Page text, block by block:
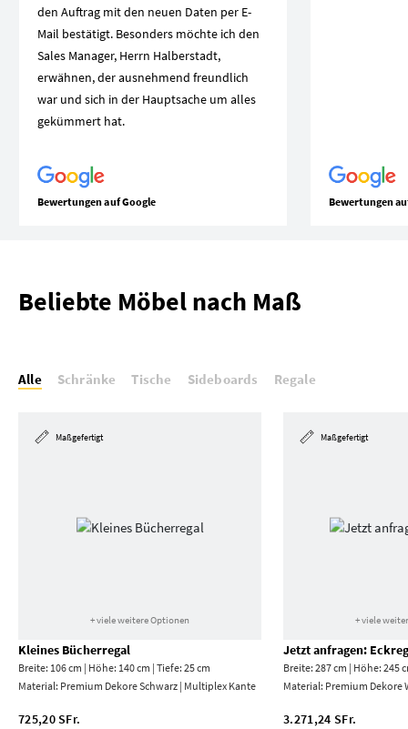
den Auftrag mit den neuen Daten per E-
Mail bestätigt. Besonders möchte ich den
Sales Manager, Herrn Halberstadt,
erwähnen, der ausnehmend freundlich
war und sich in der Hauptsache um alles
gekümmert hat.
Bewertungen auf Google Bewertungen
Beliebte Möbel nach Maß
Alle Schränke Tische Sideboards Regale
Maßgefertigt
+ viele weitere Optionen
Kleines Bücherregal
Breite: 106 cm | Höhe: 140 cm | Tiefe: 25 cm
Material: Premium Dekore Schwarz | Multiplex Kante
725,20 SFr.
Maßgefertigt
+ viele
Jetzt anfragen:
Breite: 287 cm | Höhe: 245
Material: Premium Dekore
3.271,24 SFr.